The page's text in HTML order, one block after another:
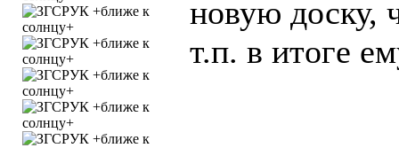
новую доску,
т.п. в итоге